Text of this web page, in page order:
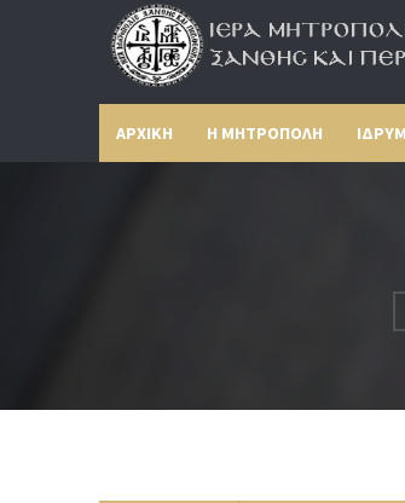
ΑΡΧΙΚΗ Η ΜΗΤΡΟΠΟΛΗ